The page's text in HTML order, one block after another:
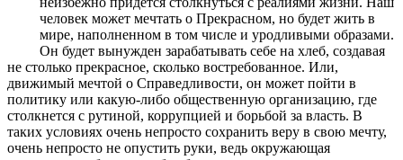
человек может мечтать о Прекрасном, но будет жить в
мире, наполненном в том числе и уродливыми образами.
Он будет вынужден зарабатывать себе на хлеб, создавая
не столько прекрасное, сколько востребованное. Или,
движимый мечтой о Справедливости, он может пойти в
политику или какую-либо общественную организацию, где
столкнется с рутиной, коррупцией и борьбой за власть. В
таких условиях очень непросто сохранить веру в свою мечту,
очень непросто не опустить руки, ведь окружающая